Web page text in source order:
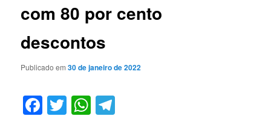
com 80 por cento
descontos
Publicado em30 de janeiro de 2022
Facebook
TwitterWhatsApp